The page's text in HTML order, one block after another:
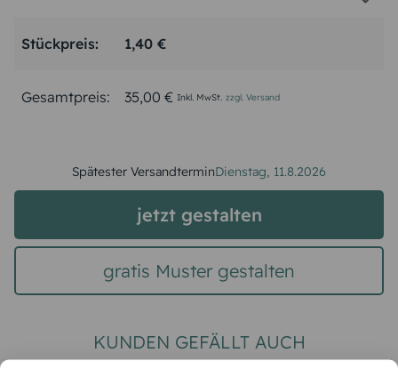
Stückpreis: 1,40 €
Gesamtpreis: 35,00 € Inkl. MwSt. zzgl. Versand
Spätester VersandterminDienstag, 11.8.2026
jetzt gestalten
gratis Muster gestalten
KUNDEN GEFÄLLT AUCH